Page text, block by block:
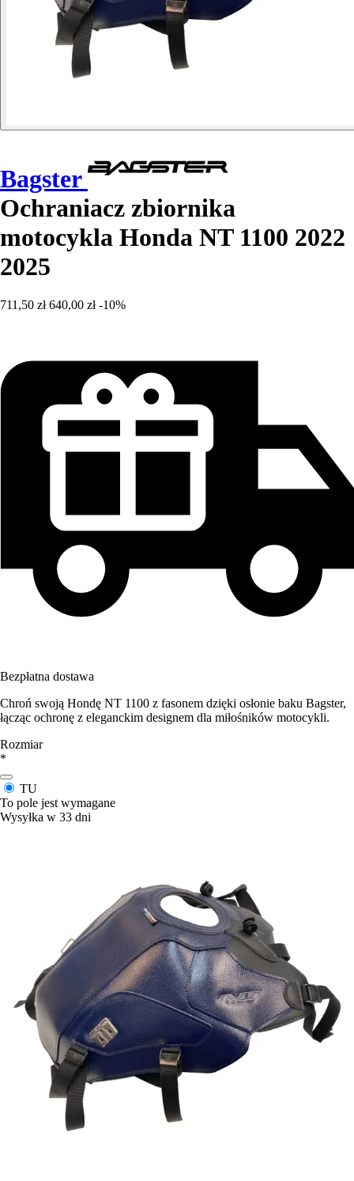
Bagster
Ochraniacz zbiornika
motocykla Honda NT 1100 2022
2025
711,50 zł 640,00 zł -10%
Bezpłatna dostawa
Chroń swoją Hondę NT 1100 z fasonem dzięki osłonie baku Bagster,
łącząc ochronę z eleganckim designem dla miłośników motocykli.
Rozmiar
*
TU
To pole jest wymagane
Wysyłka w 33 dni